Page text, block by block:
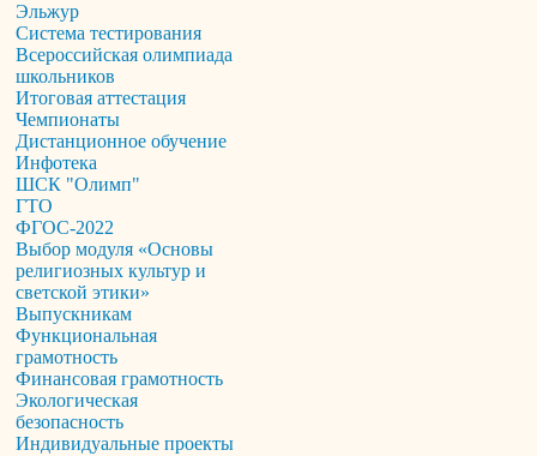
Эльжур
Система тестирования
Всероссийская олимпиада
школьников
Итоговая аттестация
Чемпионаты
Дистанционное обучение
Инфотека
ШСК "Олимп"
ГТО
ФГОС-2022
Выбор модуля «Основы
религиозных культур и
светской этики»
Выпускникам
Функциональная
грамотность
Финансовая грамотность
Экологическая
безопасность
Индивидуальные проекты